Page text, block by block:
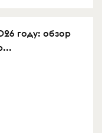
году: обзор